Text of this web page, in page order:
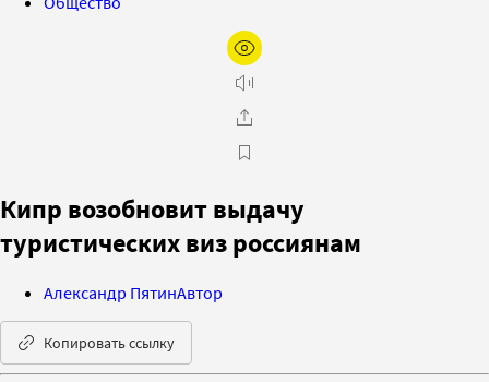
Кипр возобновит выдачу
туристических виз россиянам
Александр ПятинАвтор
Копировать ссылку